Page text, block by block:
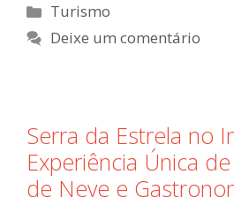
Turismo
Deixe um comentário
Serra da Estrela no
Experiência Única
de Neve e